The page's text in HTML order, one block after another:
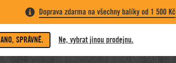
Doprava zdarma na všechny balíky od 1 500 Kč
ANO, SPRÁVNĚ. Ne, vybrat jinou prodejnu.